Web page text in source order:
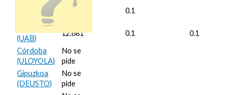
Alicante
0.1
Barcelona
(UAB)
12.681 0.1
0.1
Córdoba
(ULOYOLA)
No se
pide
Gipuzkoa
(DEUSTO)
No se
pide